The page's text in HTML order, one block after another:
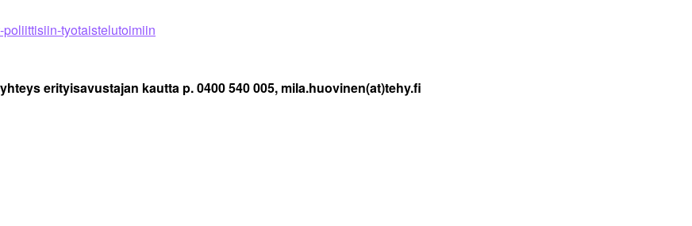
poliittisiin-tyotaistelutoimiin
erityisavustajan kautta p. 0400 540 005, mila.huovinen(at)tehy.fi